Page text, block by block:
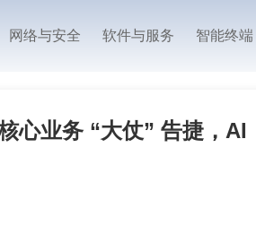
网络与安全 软件与服务 智能终端
心业务 “大仗” 告捷，AI